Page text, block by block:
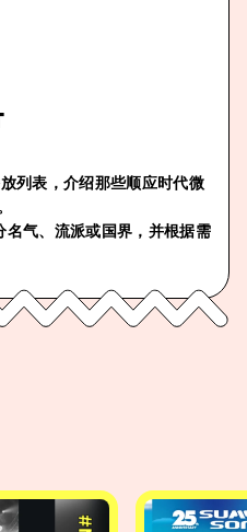
列表，介绍那些顺应时代微
气、流派或国界，并根据需